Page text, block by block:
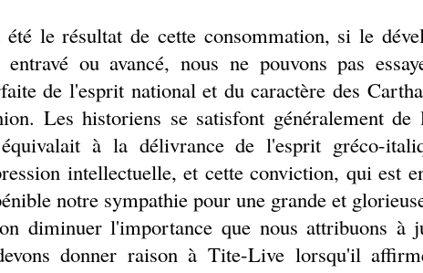
le résultat de cette consommation, si le
ou avancé, nous ne pouvons pas
de l'esprit national et du caractère des
Les historiens se satisfont généralement
à la délivrance de l'esprit gréco-
intellectuelle, et cette conviction, qui est
notre sympathie pour une grande et
diminuer l'importance que nous attribuons à
donner raison à Tite-Live lorsqu'il